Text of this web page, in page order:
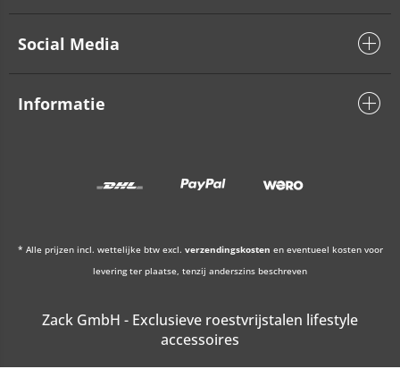
Social Media
Informatie
* Alle prijzen incl. wettelijke btw excl. verzendingskosten en eventueel kosten voor
levering ter plaatse, tenzij anderszins beschreven
Zack GmbH - Exclusieve roestvrijstalen lifestyle
accessoires